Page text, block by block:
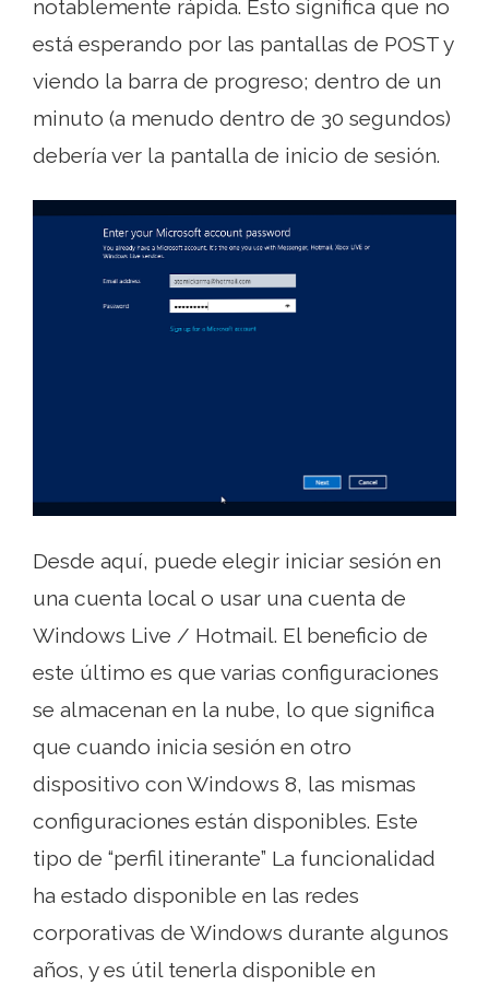
notablemente rápida. Esto significa que no
está esperando por las pantallas de POST y
viendo la barra de progreso; dentro de un
minuto (a menudo dentro de 30 segundos)
debería ver la pantalla de inicio de sesión.
Desde aquí, puede elegir iniciar sesión en
una cuenta local o usar una cuenta de
Windows Live / Hotmail. El beneficio de
este último es que varias configuraciones
se almacenan en la nube, lo que significa
que cuando inicia sesión en otro
dispositivo con Windows 8, las mismas
configuraciones están disponibles. Este
tipo de “perfil itinerante” La funcionalidad
ha estado disponible en las redes
corporativas de Windows durante algunos
años, y es útil tenerla disponible en